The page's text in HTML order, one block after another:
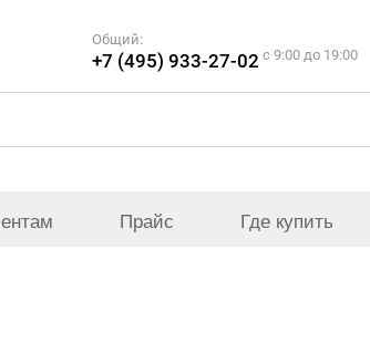
Общий:
+7 (495) 933-27-02 c 9:00 до 19:00
Прайс Где купить